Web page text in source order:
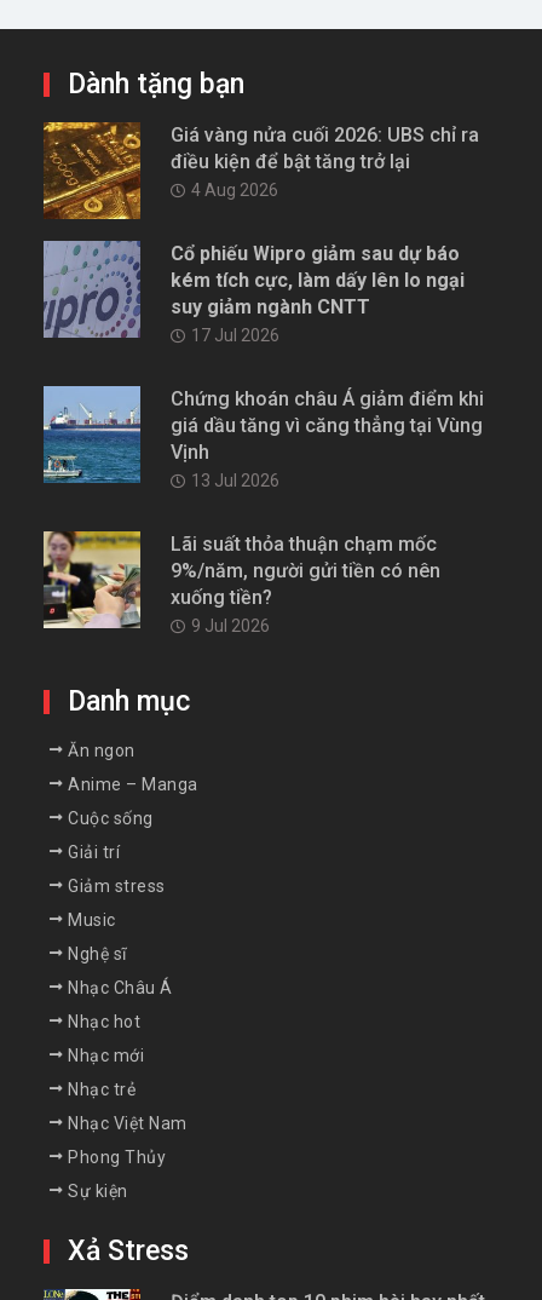
Dành tặng bạn
Giá vàng nửa cuối 2026: UBS chỉ ra
điều kiện để bật tăng trở lại
4 Aug 2026
Cổ phiếu Wipro giảm sau dự báo
kém tích cực, làm dấy lên lo ngại
suy giảm ngành CNTT
17 Jul 2026
Chứng khoán châu Á giảm điểm khi
giá dầu tăng vì căng thẳng tại Vùng
Vịnh
13 Jul 2026
Lãi suất thỏa thuận chạm mốc
9%/năm, người gửi tiền có nên
xuống tiền?
9 Jul 2026
Danh mục
Ăn ngon
Anime – Manga
Cuộc sống
Giải trí
Giảm stress
Music
Nghệ sĩ
Nhạc Châu Á
Nhạc hot
Nhạc mới
Nhạc trẻ
Nhạc Việt Nam
Phong Thủy
Sự kiện
Xả Stress